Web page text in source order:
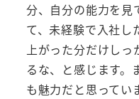
分、自分の能力を見
て、未経験で入社し
上がった分だけしっ
るな、と感じます。
も魅力だと思ってい